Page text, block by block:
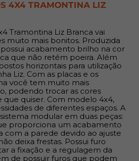
e mais bonito. Acompanha
a instalação.
Produto:
para quem busca um acabamento
especialmente para projetos
4X4 TRAMONTINA LIZ
Tramontina Liz Branca vai
muito mais bonitos. Produzida
acabamento brilho na cor
que não retém poeira. Além
horizontais para utilização
Liz. Com as placas e os
você tem muito mais
podendo trocar as cores
que quiser. Com modelo 4x4,
de diferentes espaços. A
modular em duas peças:
proporciona um acabamento
com a parede devido ao ajuste
deixa frestas. Possui furo
a fixação e a regulagem da
de possuir furos que podem